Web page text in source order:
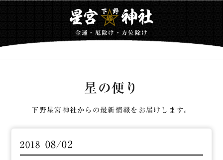
金運・厄除け・方位除け
星の便り
下野星宮神社からの最新情報をお届けします。
2018 08/02